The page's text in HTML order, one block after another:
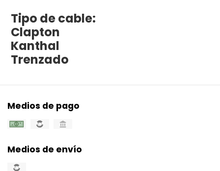
Tipo de cable:
Clapton
Kanthal
Trenzado
Medios de pago
Medios de envío